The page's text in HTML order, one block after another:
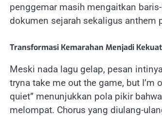
penggemar masih mengaitkan
dokumen sejarah sekaligus anthem
Transformasi Kemarahan Menjadi
Meski nada lagu gelap, pesan
tryna take me out the game, but I’m
quiet” menunjukkan pola pikir
melompat. Chorus yang diulang-